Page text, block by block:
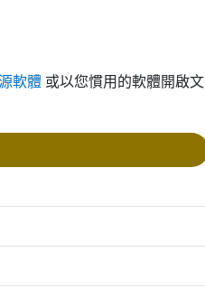
軟體 或以您慣用的軟體開啟文